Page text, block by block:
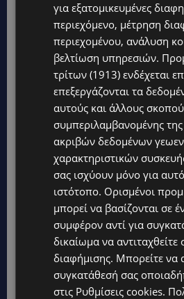
Topics
UPDATES
ΚΙΤΡΙΝΗ ΠΡΟΕΙΔΟΠΟΙΗΣΗ: Έτοιμοι
και σήμερα η Κύπρος-Πότε θα τεθεί
UPDATES
ΦΕΙΔΙΑΣ ΠΑΝΑΓΙΩΤΟΥ: Η εμφάνισή
Ισαάκ και Σολωμού προκάλεσε
τους νεκρούς»-(Φώτο)
για εξατομικευμένες
περιεχόμενο, μέτρηση
περιεχομένου, ανάλυση
βελτίωση υπηρεσιών.
τρίτων (1913) ενδέχεται
επεξεργάζονται τα
αυτούς και άλλους
συμπεριλαμβανομένης
ακριβών δεδομένων
χαρακτηριστικών
σας ισχύουν μόνο για
ιστότοπο. Ορισμένοι
μπορεί να βασίζονται σε
συμφέρον αντί για
δικαίωμα να αντιταχθείτε
διαφήμισης. Μπορείτε να
συγκατάθεσή σας
στις Ρυθμίσεις cookies.